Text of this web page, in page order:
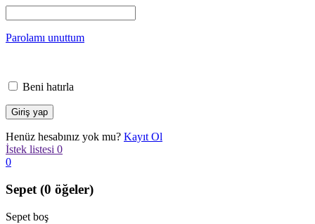
Parolamı unuttum
Beni hatırla
Henüz hesabınız yok mu? Kayıt Ol
İstek listesi 0
0
Sepet (0 öğeler)
Sepet boş